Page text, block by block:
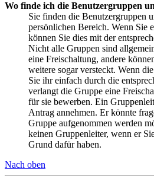
Wo finde ich die Benutzergruppen
Sie finden die Benutzergruppen
persönlichen Bereich. Wenn Sie
können Sie dies mit der
Nicht alle Gruppen sind
eine Freischaltung, andere
weitere sogar versteckt. Wenn
Sie ihr einfach durch die
verlangt die Gruppe eine
für sie bewerben. Ein
Antrag annehmen. Er könnte
Gruppe aufgenommen werden
keinen Gruppenleiter, wenn er
Grund dafür haben.
Nach oben